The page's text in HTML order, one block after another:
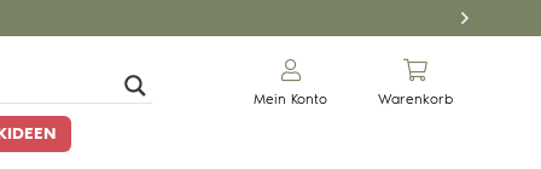
Mein Konto Warenkorb